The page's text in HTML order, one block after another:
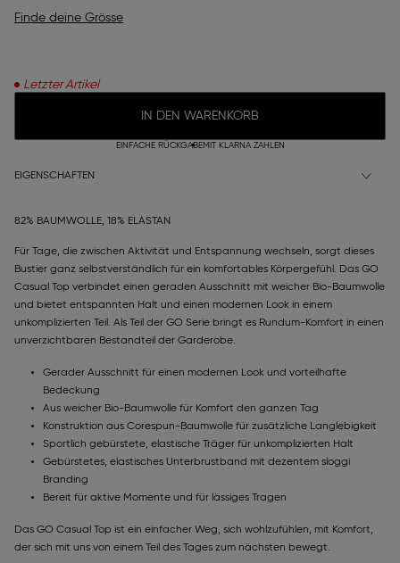
Finde deine Grösse
Letzter Artikel
IN DEN WARENKORB
EINFACHE RÜCKGABEMIT KLARNA ZAHLEN
EIGENSCHAFTEN
82% BAUMWOLLE, 18% ELASTAN
Für Tage, die zwischen Aktivität und Entspannung wechseln, sorgt dieses
Bustier ganz selbstverständlich für ein komfortables Körpergefühl. Das GO
Casual Top verbindet einen geraden Ausschnitt mit weicher Bio-Baumwolle
und bietet entspannten Halt und einen modernen Look in einem
unkomplizierten Teil. Als Teil der GO Serie bringt es Rundum-Komfort in einen
unverzichtbaren Bestandteil der Garderobe.
Gerader Ausschnitt für einen modernen Look und vorteilhafte
Bedeckung
Aus weicher Bio-Baumwolle für Komfort den ganzen Tag
Konstruktion aus Corespun-Baumwolle für zusätzliche Langlebigkeit
Sportlich gebürstete, elastische Träger für unkomplizierten Halt
Gebürstetes, elastisches Unterbrustband mit dezentem sloggi
Branding
Bereit für aktive Momente und für lässiges Tragen
Das GO Casual Top ist ein einfacher Weg, sich wohlzufühlen, mit Komfort,
der sich mit uns von einem Teil des Tages zum nächsten bewegt.